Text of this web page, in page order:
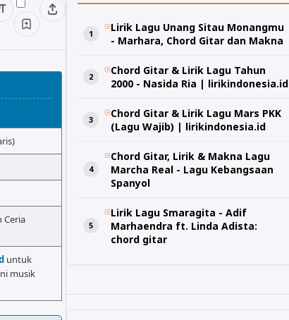
Ceria
untuk
musik
Lirik Lagu Unang Sitau Monangmu
- Marhara, Chord Gitar dan Makna
Chord Gitar & Lirik Lagu Tahun
2000 - Nasida Ria | lirikindonesia.id
Chord Gitar & Lirik Lagu Mars PKK
(Lagu Wajib) | lirikindonesia.id
Chord Gitar, Lirik & Makna Lagu
Marcha Real - Lagu Kebangsaan
Spanyol
Lirik Lagu Smaragita - Adif
Marhaendra ft. Linda Adista:
chord gitar